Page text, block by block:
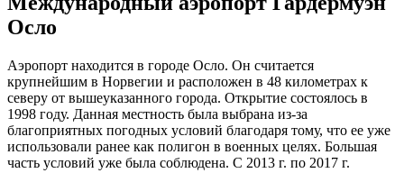
Осло
Аэропорт находится в городе Осло. Он считается
крупнейшим в Норвегии и расположен в 48 километрах к
северу от вышеуказанного города. Открытие состоялось в
1998 году. Данная местность была выбрана из-за
благоприятных погодных условий благодаря тому, что ее уже
использовали ранее как полигон в военных целях. Большая
часть условий уже была соблюдена. С 2013 г. по 2017 г.